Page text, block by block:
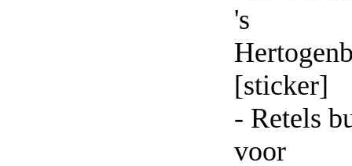
's
[sticker]
- Retels
voor